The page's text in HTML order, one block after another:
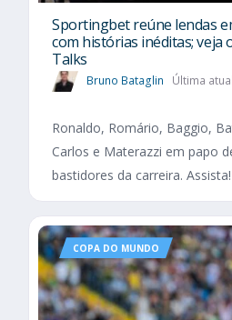
Sportingbet reúne lendas
com histórias inéditas; veja
Talks
Bruno Bataglin Última
Ronaldo, Romário, Baggio,
Carlos e Materazzi em papo
bastidores da carreira. Assista!
COPA DO MUNDO